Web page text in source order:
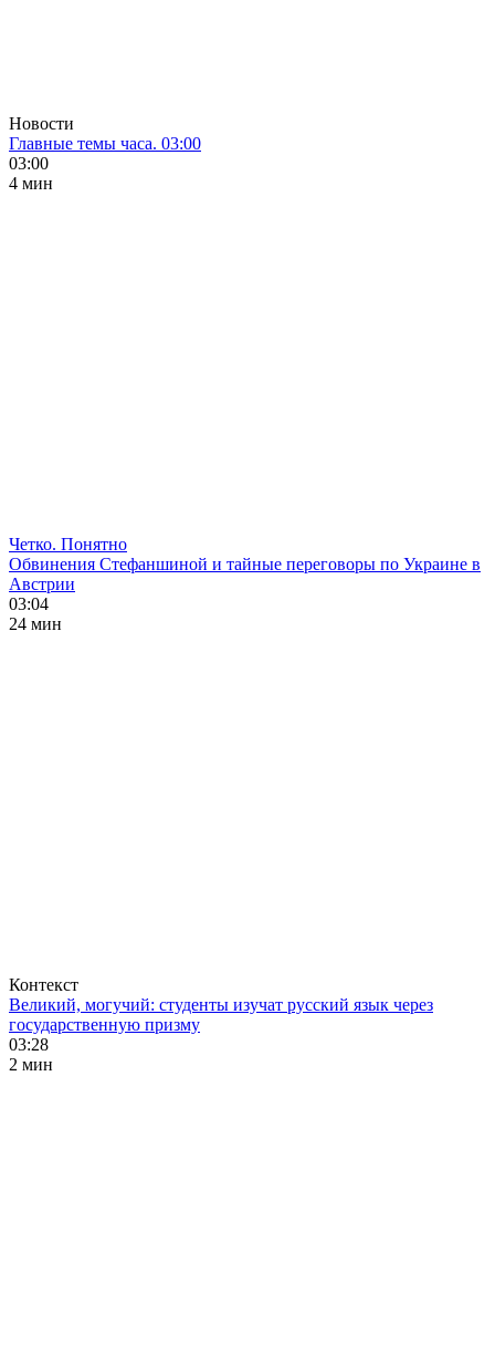
Новости
Главные темы часа. 03:00
03:00
4 мин
Четко. Понятно
Обвинения Стефаншиной и тайные переговоры по Украине в
Австрии
03:04
24 мин
Контекст
Великий, могучий: студенты изучат русский язык через
государственную призму
03:28
2 мин